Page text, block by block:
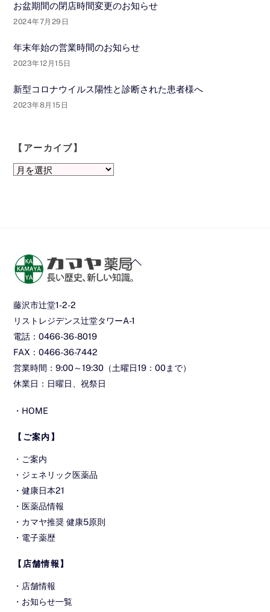
お盆期間の閉店時間変更のお知らせ
2024年7月29日
年末年始の営業時間のお知らせ
2023年12月15日
新型コロナウイルス陽性と診断された患者様へ
2023年8月15日
【アーカイブ】
【ア
Back
藤沢市辻堂1-2-2
リストレジデンス辻堂タワーA-1
電話：0466-36-8019
FAX：0466-36-7442
営業時間：9:00～19:30（土曜日19：00まで）
休業日：日曜日、祝祭日
・ HOME
【ご案内】
・ ご案内
・ ジェネリック医薬品
・健康日本21
・医薬品情報
・ カマヤ推奨 健康5原則
・ 電子薬歴
【店舗情報】
・ 店舗情報
・ お知らせ一覧